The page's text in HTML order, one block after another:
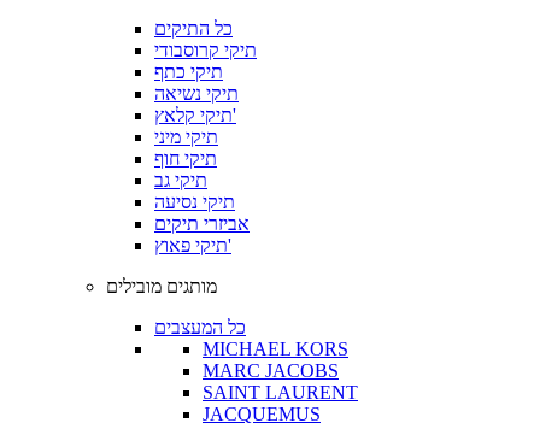
כל התיקים
תיקי קרוסבודי
תיקי כתף
תיקי נשיאה
תיקי קלאץ'
תיקי מיני
תיקי חוף
תיקי גב
תיקי נסיעה
אביזרי תיקים
תיקי פאוץ'
מותגים מובילים
כל המעצבים
MICHAEL KORS
MARC JACOBS
SAINT LAURENT
JACQUEMUS